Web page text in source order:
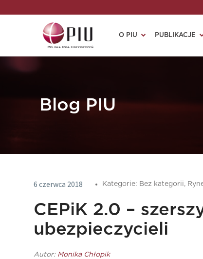
O PIU PUBLIKACJE
Blog PIU
6 czerwca 2018 Kategorie: Bez kategorii,
CEPiK 2.0 –
ubezpieczycieli
Autor: Monika Chłopik